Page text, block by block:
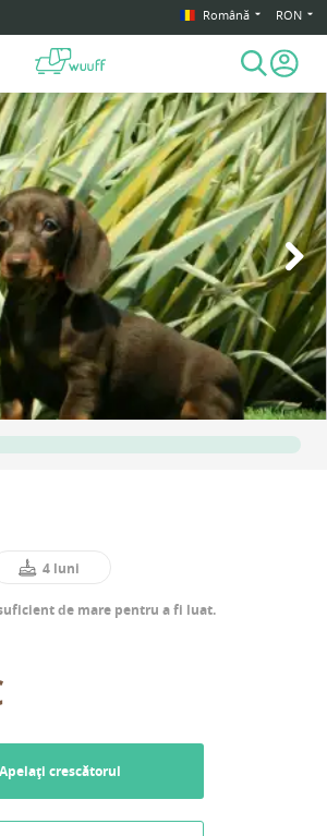
Română RON
4 luni
de mare pentru a fi luat.
Apelați crescătorul